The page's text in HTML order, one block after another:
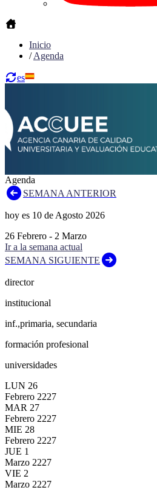
Inicio
/Agenda
es
Agenda
SEMANA ANTERIOR
hoy es 10 de Agosto 2026
26 Febrero - 2 Marzo
Ir a la semana actual
SEMANA SIGUIENTE
director
institucional
inf.,primaria, secundaria
formación profesional
universidades
LUN 26
Febrero 2227
MAR 27
Febrero 2227
MIE 28
Febrero 2227
JUE 1
Marzo 2227
VIE 2
Marzo 2227